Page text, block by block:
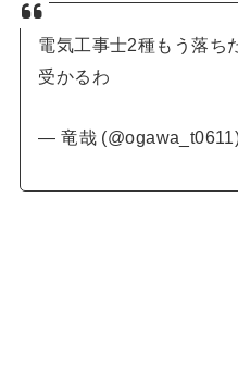
電気工事士2種もう落ち
受かるわ
— 竜哉